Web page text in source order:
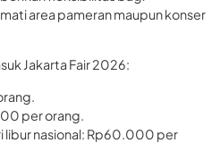
area pameran maupun konser
Jakarta Fair 2026:
per orang.
libur nasional: Rp60.000 per